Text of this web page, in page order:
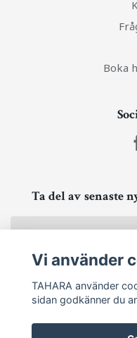
Boka
Ta del av senaste
Vi använder
TAHARA använder
sidan godkänner du